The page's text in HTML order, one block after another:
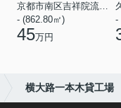
京都市南区吉祥院流作町
- (862.80㎡)
45万円
-
横大路一本木貸工場